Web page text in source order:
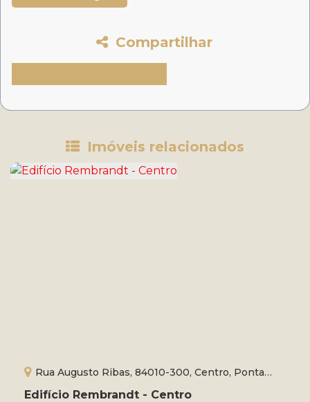
Compartilhar
Imóveis relacionados
Edifício Rembrandt - Centro
Rua Augusto Ribas, 84010-300, Centro, Ponta
Grossa, Paraná, Brasil